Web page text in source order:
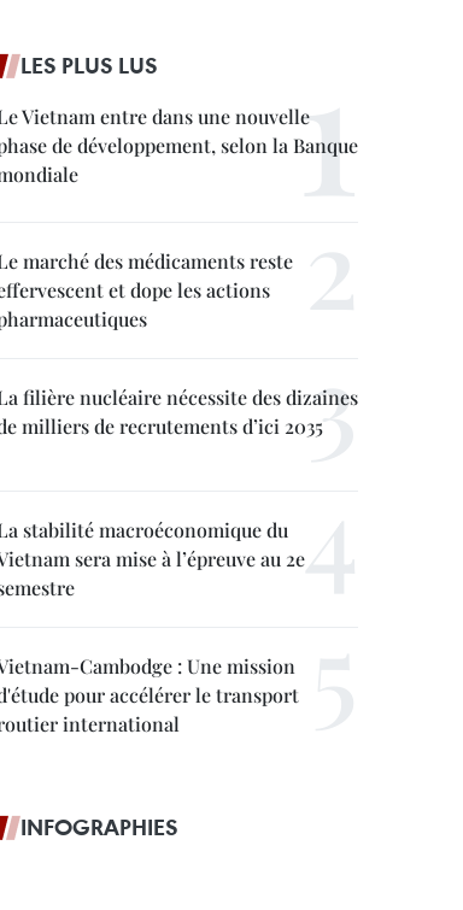
LES PLUS LUS
Vietnam entre dans une nouvelle
de développement, selon la Banque
marché des médicaments reste
et dope les actions
filière nucléaire nécessite des dizaines
milliers de recrutements d’ici 2035
stabilité macroéconomique du
sera mise à l’épreuve au 2e
Cambodge : Une mission
pour accélérer le transport
international
INFOGRAPHIES